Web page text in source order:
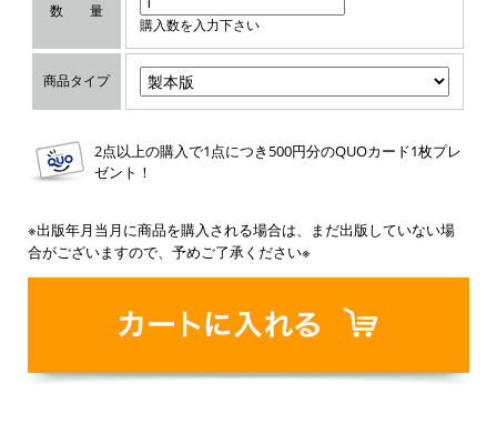
数 量
購入数を入力下さい
商品タイプ
2点以上の購入で1点につき500円分のQUOカード1枚プレ
ゼント！
※出版年月当月に商品を購入される場合は、まだ出版していない場
合がございますので、予めご了承ください※